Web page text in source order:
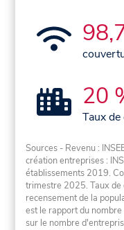
20
Taux
Sources - Revenu :
création entreprises :
établissements 2019.
trimestre 2025. Taux de
recensement de la
est le rapport du
sur le nombre